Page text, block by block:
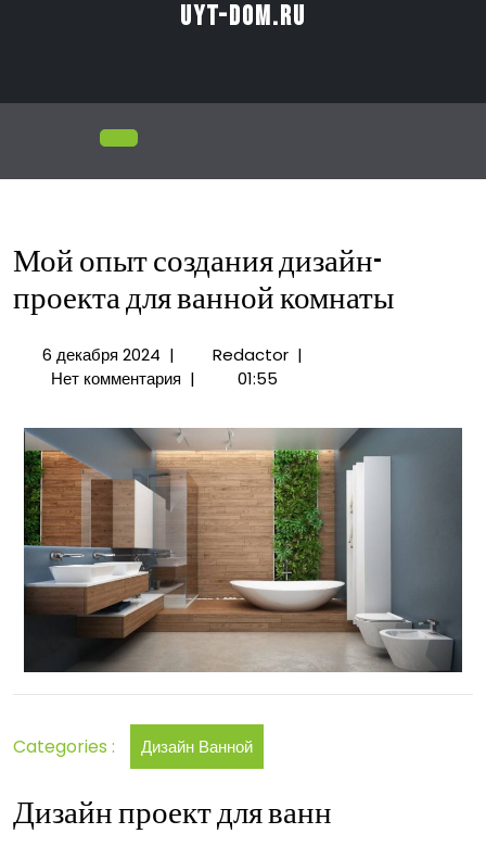
uyt-dom.ru
Мой опыт создания дизайн-
проекта для ванной комнаты
6 декабря 20246
декабря
| RedactorМой
дизайн-
проекта
для
ванной
комнаты
|
Нет комментария | 01:55
Categories : Дизайн Ванной
Дизайн проект для ванн